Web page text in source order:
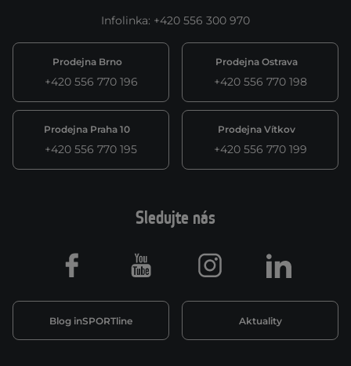
Infolinka: +420 556 300 970
Prodejna Brno
+420 556 770 196
Prodejna Ostrava
+420 556 770 198
Prodejna Praha 10
+420 556 770 195
Prodejna Vítkov
+420 556 770 199
Sledujte nás
Blog inSPORTline Aktuality
Facebook Youtube Instagram LinkedIn